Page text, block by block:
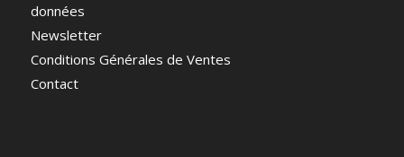
données
Newsletter
Conditions Générales de Ventes
Contact